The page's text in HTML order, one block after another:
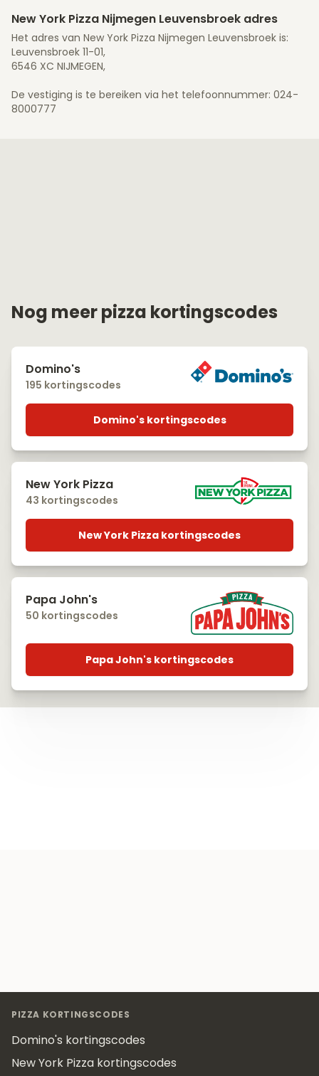
New York Pizza Nijmegen Leuvensbroek adres
Het adres van New York Pizza Nijmegen Leuvensbroek is:
Leuvensbroek 11-01,
6546 XC NIJMEGEN,
De vestiging is te bereiken via het telefoonnummer: 024-
8000777
Nog meer pizza kortingscodes
Domino's
195 kortingscodes
Domino's kortingscodes
New York Pizza
43 kortingscodes
New York Pizza kortingscodes
Papa John's
50 kortingscodes
Papa John's kortingscodes
PIZZA KORTINGSCODES
Domino's kortingscodes
New York Pizza kortingscodes